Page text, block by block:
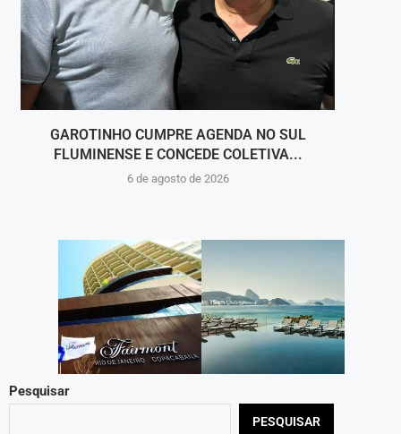
GAROTINHO CUMPRE AGENDA NO SUL
FLUMINENSE E CONCEDE COLETIVA...
6 de agosto de 2026
Pesquisar
PESQUISAR